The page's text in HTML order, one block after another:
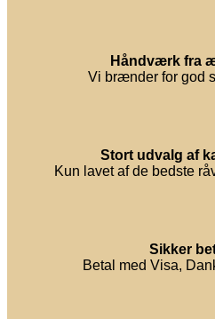
Håndværk fra
Vi brænder for god
Stort udvalg af
Kun lavet af de bedste
Sikker
Betal med Visa,